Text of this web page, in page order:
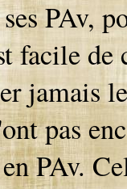
PAv,
de
jamais
pas
PAv.